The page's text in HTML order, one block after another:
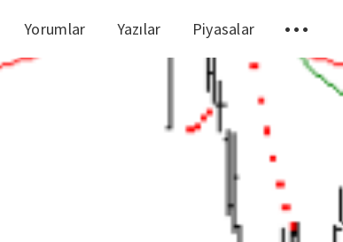
Yorumlar Yazılar Piyasalar